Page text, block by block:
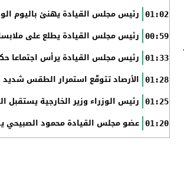
01:02 رئيس مجلس القيادة يهنئ باليوم
00:59 رئيس مجلس القيادة يطلع على
01:33 رئيس مجلس القيادة يرأس اجتماعا
01:28 الأرصاد تتوقّع استمرار الطقس شديد
01:25 رئيس الوزراء وزير الخارجية يستقبل
01:20 عضو مجلس القيادة محمود الصبيحي